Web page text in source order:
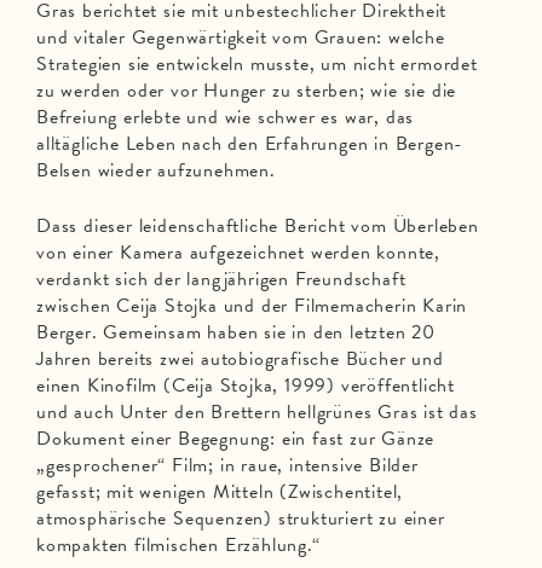
Gras berichtet sie mit unbestechlicher Direktheit
und vitaler Gegenwärtigkeit vom Grauen: welche
Strategien sie entwickeln musste, um nicht ermordet
zu werden oder vor Hunger zu sterben; wie sie die
Befreiung erlebte und wie schwer es war, das
alltägliche Leben nach den Erfahrungen in Bergen-
Belsen wieder aufzunehmen.
Dass dieser leidenschaftliche Bericht vom Überleben
von einer Kamera aufgezeichnet werden konnte,
verdankt sich der langjährigen Freundschaft
zwischen Ceija Stojka und der Filmemacherin Karin
Berger. Gemeinsam haben sie in den letzten 20
Jahren bereits zwei autobiografische Bücher und
einen Kinofilm (Ceija Stojka, 1999) veröffentlicht
und auch Unter den Brettern hellgrünes Gras ist das
Dokument einer Begegnung: ein fast zur Gänze
„gesprochener“ Film; in raue, intensive Bilder
gefasst; mit wenigen Mitteln (Zwischentitel,
atmosphärische Sequenzen) strukturiert zu einer
kompakten filmischen Erzählung.“